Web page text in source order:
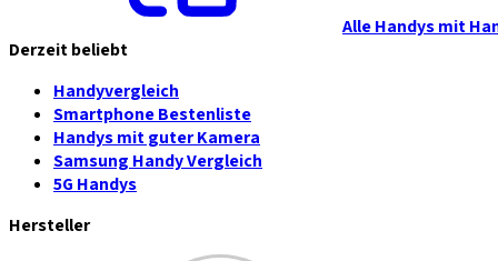
Alle Handys mit
Derzeit beliebt
Handyvergleich
Smartphone Bestenliste
Handys mit guter Kamera
Samsung Handy Vergleich
5G Handys
Hersteller